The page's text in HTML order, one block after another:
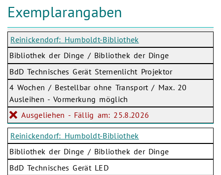
Exemplarangaben
Reinickendorf: Humboldt-Bibliothek
Bibliothek der Dinge / Bibliothek der Dinge
BdD Technisches Gerät Sternenlicht Projektor
4 Wochen / Bestellbar ohne Transport / Max. 20
Ausleihen - Vormerkung möglich
Ausgeliehen - Fällig am: 25.8.2026
Reinickendorf: Humboldt-Bibliothek
Bibliothek der Dinge / Bibliothek der Dinge
BdD Technisches Gerät LED